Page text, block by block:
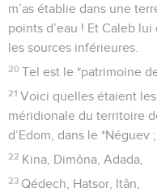
m’as établie dans une
points d’eau ! Et Caleb
les sources inférieures.
20 Tel est le *patrimoine
21 Voici quelles étaient
méridionale du territoire
d’Edom, dans le *Néguev
22 Kina, Dimôna, Adada,
23 Qédech, Hatsor, Itân,